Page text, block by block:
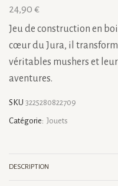
24,90 €
Jeu de construction en
cœur du Jura, il
véritables mushers et
aventures.
SKU 3225280822709
Catégorie: Jouets
DESCRIPTION